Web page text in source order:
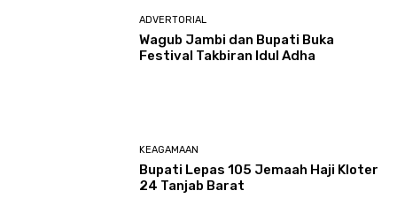
ADVERTORIAL
Wagub Jambi dan Bupati Buka
Festival Takbiran Idul Adha
KEAGAMAAN
Bupati Lepas 105 Jemaah Haji Kloter
24 Tanjab Barat